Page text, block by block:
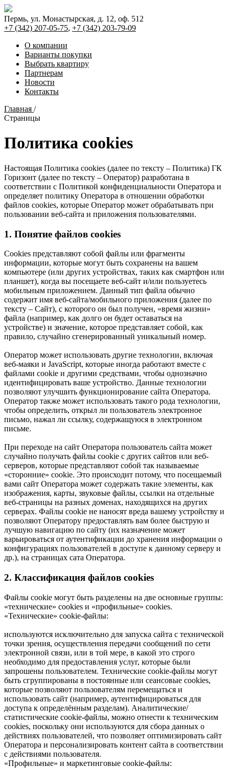
Пермь, ул. Монастырская, д. 12, оф. 512
+7 (342) 207-05-75, +7 (342) 203-79-09
О компании
Варианты покупки
Выбрать квартиру
Партнерам
Новости
Контакты
Главная /
Страницы
Политика cookies
Настоящая Политика cookies (далее по тексту – Политика) ГК
Горизонт (далее по тексту – Оператор) разработана в
соответствии с Политикой конфиденциальности Оператора и
определяет политику Оператора в отношении обработки
файлов cookies, которые Оператор может обрабатывать при
пользовании веб-сайта и приложения пользователями.
1. Понятие файлов cookies
Сookies представляют собой файлы или фрагменты
информации, которые могут быть сохранены на вашем
компьютере (или других устройствах, таких как смартфон или
планшет), когда вы посещаете веб-сайт и/или пользуетесь
мобильным приложением. Данный тип файла обычно
содержит имя веб-сайта/мобильного приложения (далее по
тексту – Сайт), с которого он был получен, «время жизни»
файла (например, как долго он будет оставаться на
устройстве) и значение, которое представляет собой, как
правило, случайно сгенерированный уникальный номер.
Оператор может использовать другие технологии, включая
веб-маяки и JavaScript, которые иногда работают вместе с
файлами cookie и другими средствами, чтобы однозначно
идентифицировать ваше устройство. Данные технологии
позволяют улучшить функционирование сайта Оператора.
Оператор также может использовать такого рода технологии,
чтобы определить, открыл ли пользователь электронное
письмо, нажал ли ссылку, содержащуюся в электронном
письме.
При переходе на сайт Оператора пользователь сайта может
случайно получать файлы cookie с других сайтов или веб-
серверов, которые представляют собой так называемые
«сторонние» cookie. Это происходит потому, что посещаемый
вами сайт Оператора может содержать такие элементы, как
изображения, карты, звуковые файлы, ссылки на отдельные
веб-страницы на разных доменах, находящихся на других
серверах. Файлы cookie не наносят вреда вашему устройству и
позволяют Оператору предоставлять вам более быструю и
лучшую навигацию по сайту (их назначение может
варьироваться от аутентификации до хранения информации о
конфигурациях пользователей в доступе к данному серверу и
др.), на страницах сата Оператора.
2. Классификация файлов cookies
Файлы cookie могут быть разделены на две основные группы:
«технические» cookies и «профильные» cookies.
«Технические» cookie-файлы:
используются исключительно для запуска сайта с технической
точки зрения, осуществления передачи сообщений по сети
электронной связи, или в той мере, в какой это строго
необходимо для предоставления услуг, которые были
запрошены пользователем. Технические cookie-файлы могут
быть сгруппированы в постоянные или сеансовые cookies,
которые позволяют пользователям перемещаться и
использовать сайт (например, аутентифицироваться для
доступа к определённым разделам). Аналитические/
статистические cookie-файлы, можно отнести к техническим
cookies, поскольку они используются для сбора данных о
действиях пользователей, что позволяет оптимизировать сайт
Оператора и персонализировать контент сайта в соответствии
с действиями пользователя.
«Профильные» и маркетинговые cookie-файлы: